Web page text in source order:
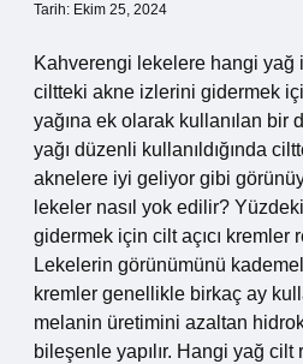
Tarih: Ekim 25, 2024
Kahverengi lekelere hangi yağ
ciltteki akne izlerini gidermek
yağına ek olarak kullanılan bir
yağı düzenli kullanıldığında
aknelere iyi geliyor gibi
lekeler nasıl yok edilir?
gidermek için cilt açıcı kremler
Lekelerin görünümünü
kremler genellikle birkaç ay
melanin üretimini azaltan
bileşenle yapılır. Hangi yağ